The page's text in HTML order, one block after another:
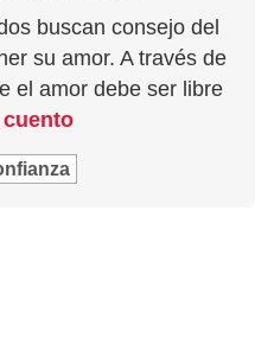
buscan consejo del
su amor. A través de
el amor debe ser libre
cuento